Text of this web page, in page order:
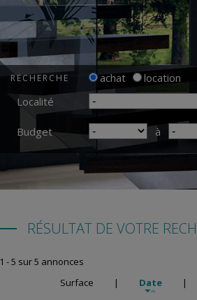
RECHERCHE achat
location
Localité
Budget à
RÉSULTAT DE VOTRE
1 - 5 sur 5 annonces
Surface
| Date |